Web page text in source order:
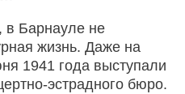
в Барнауле не
жизнь. Даже на
1941 года выступали
эстрадного бюро.